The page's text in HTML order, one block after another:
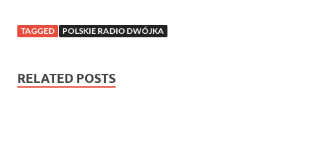
TAGGED POLSKIE RADIO DWÓJKA
RELATED POSTS